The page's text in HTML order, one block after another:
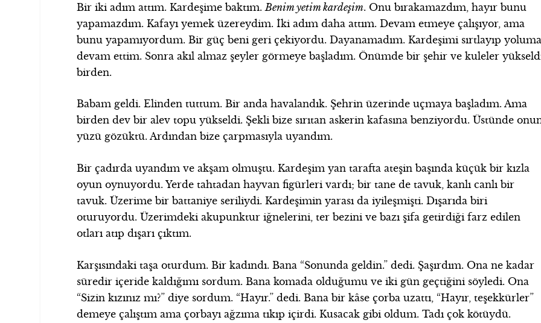
Bir iki adım attım. Kardeşime baktım. Benim yetim kardeşim. Onu bırakamazdım, hayır bunu
yapamazdım. Kafayı yemek üzereydim. İki adım daha attım. Devam etmeye çalışıyor, ama
bunu yapamıyordum. Bir güç beni geri çekiyordu. Dayanamadım. Kardeşimi sırtlayıp
devam ettim. Sonra akıl almaz şeyler görmeye başladım. Önümde bir şehir ve kuleler
birden.
Babam geldi. Elinden tuttum. Bir anda havalandık. Şehrin üzerinde uçmaya başladım. Ama
birden dev bir alev topu yükseldi. Şekli bize sırıtan askerin kafasına benziyordu. Üstünde
yüzü gözüktü. Ardından bize çarpmasıyla uyandım.
Bir çadırda uyandım ve akşam olmuştu. Kardeşim yan tarafta ateşin başında küçük bir kızla
oyun oynuyordu. Yerde tahtadan hayvan figürleri vardı; bir tane de tavuk, kanlı canlı bir
tavuk. Üzerime bir battaniye seriliydi. Kardeşimin yarası da iyileşmişti. Dışarıda biri
oturuyordu. Üzerimdeki akupunktur iğnelerini, ter bezini ve bazı şifa getirdiği farz edilen
otları atıp dışarı çıktım.
Karşısındaki taşa oturdum. Bir kadındı. Bana “Sonunda geldin.” dedi. Şaşırdım. Ona ne kadar
süredir içeride kaldığımı sordum. Bana komada olduğumu ve iki gün geçtiğini söyledi. Ona
“Sizin kızınız mı?” diye sordum. “Hayır.” dedi. Bana bir kâse çorba uzattı, “Hayır, teşekkürler”
demeye çalıştım ama çorbayı ağzıma tıkıp içirdi. Kusacak gibi oldum. Tadı çok kötüydü.